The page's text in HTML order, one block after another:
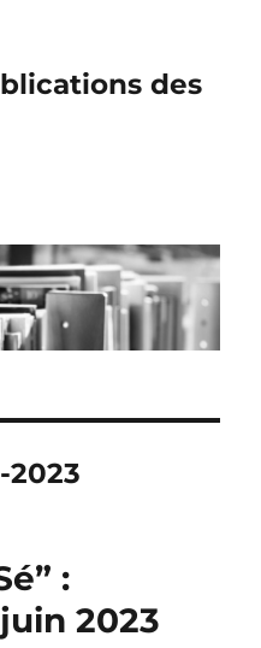
des
2023
:
2023